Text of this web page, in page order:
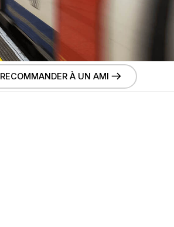
RECOMMANDER À UN AMI